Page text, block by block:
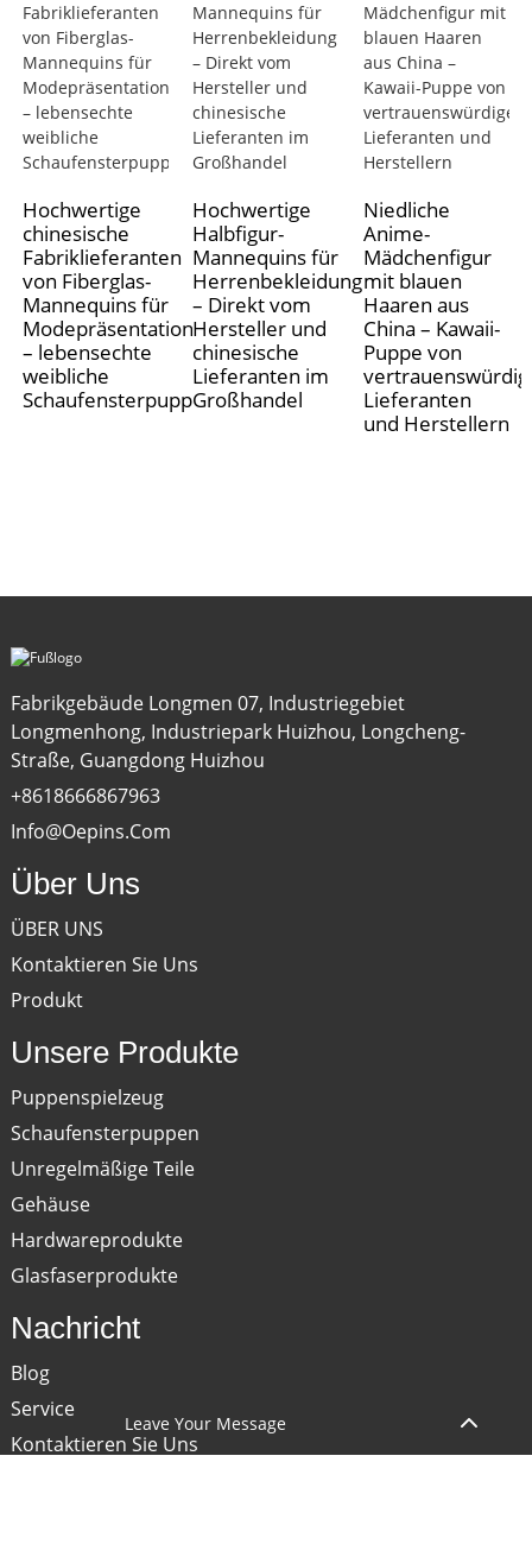
Hochwertige
chinesische
Fabriklieferanten
von Fiberglas-
Mannequins für
Modepräsentationen
– lebensechte
weibliche
Schaufensterpuppen
Hochwertige
Halbfigur-
Mannequins für
Herrenbekleidung
– Direkt vom
Hersteller und
chinesische
Lieferanten im
Großhandel
Niedliche
Anime-
Mädchenfigur
mit blauen
Haaren aus
China – Kawaii-
Puppe von
Lieferanten
und Herstellern
Fabrikgebäude Longmen 07, Industriegebiet
Longmenhong, Industriepark Huizhou, Longcheng-
Straße, Guangdong Huizhou
+8618666867963
Info@oepins.com
Über Uns
ÜBER UNS
Kontaktieren Sie Uns
Produkt
Unsere Produkte
Puppenspielzeug
Schaufensterpuppen
Unregelmäßige Teile
Gehäuse
Hardwareprodukte
Glasfaserprodukte
Nachricht
Blog
Service
Kontaktieren Sie Uns
Leave Your Message